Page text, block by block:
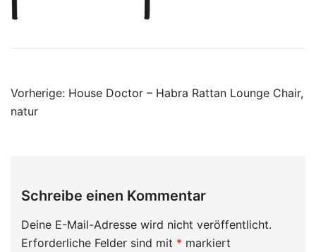
Beitragsnavigation
Vorherige: House Doctor – Habra Rattan Lounge Chair,
natur
Schreibe einen Kommentar
Deine E-Mail-Adresse wird nicht veröffentlicht.
Erforderliche Felder sind mit * markiert